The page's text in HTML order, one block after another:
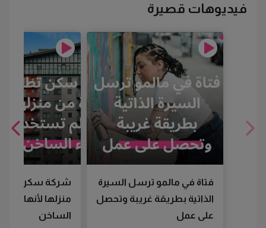
فيديوهات قصيرة
فتاة في مالمو ترسل السيرة
الذاتية بطريقة غريبة وتحصل
على عمل
شركة سكن
منزلها لأنها لم
الساخن